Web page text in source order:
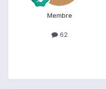
Membre
62